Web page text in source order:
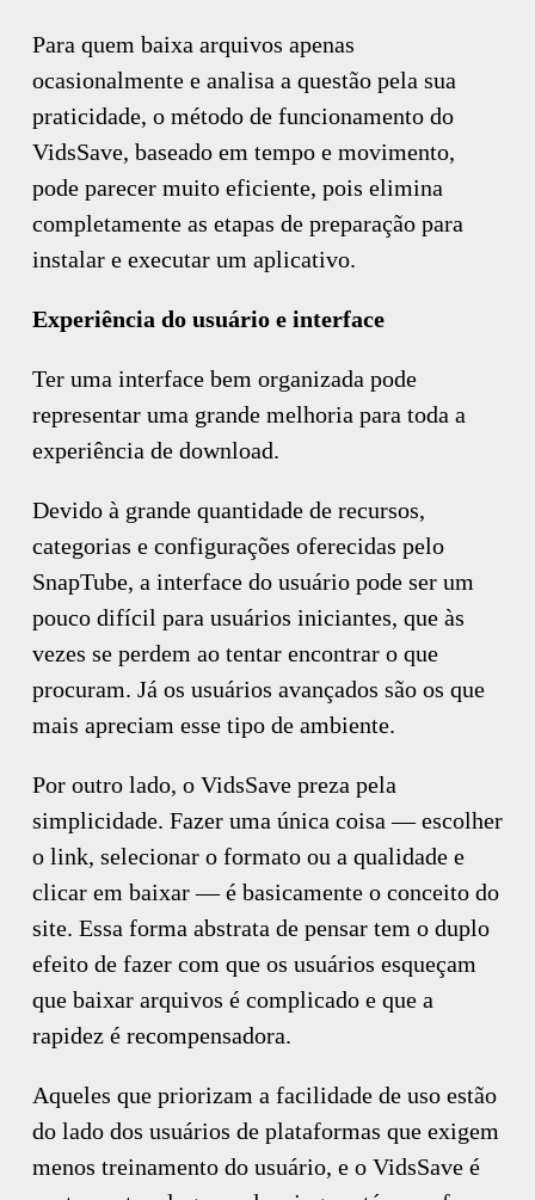
Para quem baixa arquivos apenas
ocasionalmente e analisa a questão pela sua
praticidade, o método de funcionamento do
VidsSave, baseado em tempo e movimento,
pode parecer muito eficiente, pois elimina
completamente as etapas de preparação para
instalar e executar um aplicativo.
Experiência do usuário e interface
Ter uma interface bem organizada pode
representar uma grande melhoria para toda a
experiência de download.
Devido à grande quantidade de recursos,
categorias e configurações oferecidas pelo
SnapTube, a interface do usuário pode ser um
pouco difícil para usuários iniciantes, que às
vezes se perdem ao tentar encontrar o que
procuram. Já os usuários avançados são os que
mais apreciam esse tipo de ambiente.
Por outro lado, o VidsSave preza pela
simplicidade. Fazer uma única coisa — escolher
o link, selecionar o formato ou a qualidade e
clicar em baixar — é basicamente o conceito do
site. Essa forma abstrata de pensar tem o duplo
efeito de fazer com que os usuários esqueçam
que baixar arquivos é complicado e que a
rapidez é recompensadora.
Aqueles que priorizam a facilidade de uso estão
do lado dos usuários de plataformas que exigem
menos treinamento do usuário, e o VidsSave é